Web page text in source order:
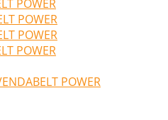
POWER
POWER
POWER
POWER
POWER